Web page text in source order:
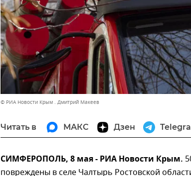
© РИА Новости Крым . Дмитрий Макеев
Читать в МАКС Дзен
СИМФЕРОПОЛЬ, 8 мая - РИА Новости Крым.
повреждены в селе Чалтырь Ростовской